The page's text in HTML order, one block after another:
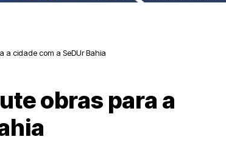
a cidade com a SeDUr Bahia
obras para a